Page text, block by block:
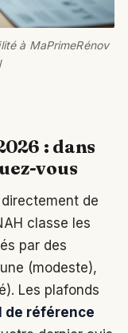
à MaPrimeRénov
: dans
vous
de
classe les
par des
(modeste),
Les plafonds
de référence